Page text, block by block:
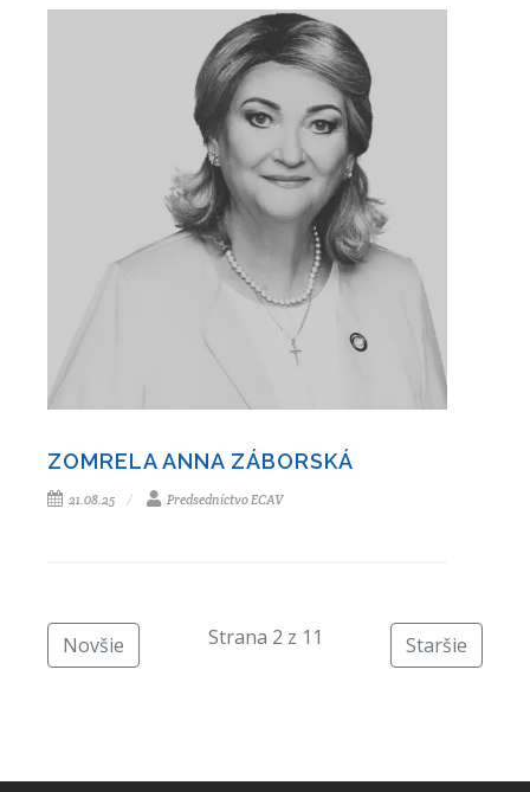
ZOMRELA ANNA ZÁBORSKÁ
21.08.25 Predsedníctvo ECAV
Novšie Staršie
Strana 2 z 11